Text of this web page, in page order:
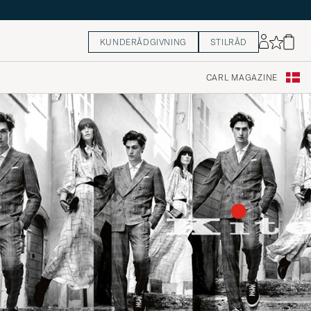
KUNDERÅDGIVNING STILRÅD
CARL MAGAZINE